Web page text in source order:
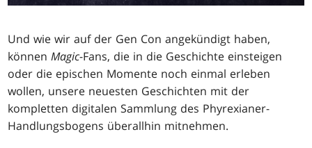
Und wie wir auf der Gen Con angekündigt haben,
könnenMagic-Fans, die in die Geschichte einsteigen
oder die epischen Momente noch einmal erleben
wollen, unsere neuesten Geschichten mit der
kompletten digitalen Sammlung des Phyrexianer-
Handlungsbogens überallhin mitnehmen.